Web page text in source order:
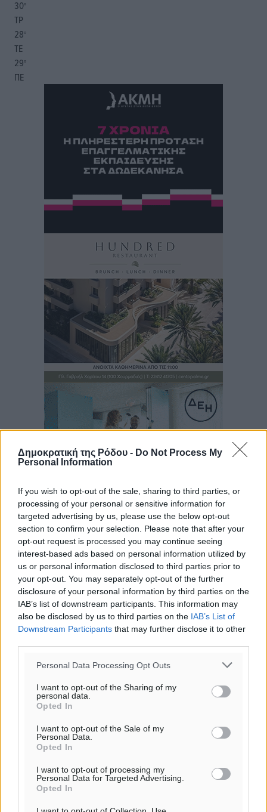
Δημοκρατική της Ρόδου - Do Not Process My
Personal Information
If you wish to opt-out of the sale, sharing to third parties, or
processing of your personal or sensitive information for
targeted advertising by us, please use the below opt-out
section to confirm your selection. Please note that after your
opt-out request is processed you may continue seeing
interest-based ads based on personal information utilized by
us or personal information disclosed to third parties prior to
your opt-out. You may separately opt-out of the further
disclosure of your personal information by third parties on the
IAB’s list of downstream participants. This information may
also be disclosed by us to third parties on the IAB’s List of
Downstream Participants that may further disclose it to other
Personal Data Processing Opt Outs
I want to opt-out of the Sharing of my
personal data.
Opted In
I want to opt-out of the Sale of my
Personal Data.
Opted In
I want to opt-out of processing my
Personal Data for Targeted Advertising.
Opted In
30°
ΤΡ
28°
ΤΕ
29°
ΠΕ
Ροή ειδήσεων
Το νέο Ειδικό Χωροταξικό για τον Τουρισμό
ξανασχεδιάζει τον επενδυτικό χάρτη της Ρόδου
Τοπικές Ειδήσεις• πριν 7 λεπτά
τις δομές, δεν τις αποδυναμώνουμε»
σχολεία της Ρόδου
Συνεντεύξεις• πριν 11 λεπτά
Μιχάλης Χουρδάκης: «Η χώρα χρειάζεται μια
αξιόπιστη εναλλακτική κυβερνητική πρόταση»